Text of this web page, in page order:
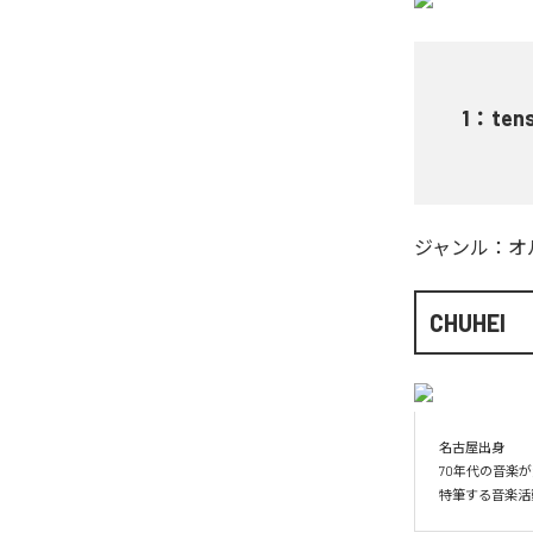
1 ：
ジャンル： オ
CHUHEI
名古屋出身
70年代の音楽
特筆する音楽活